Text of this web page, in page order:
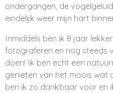
ondergangen, de
eindelijk weer mijn hart
Inmiddels ben ik 8 jaar
fotograferen en nog steeds
doen! Ik ben echt een
genieten van het moois wat
ben ik zo dankbaar voor en